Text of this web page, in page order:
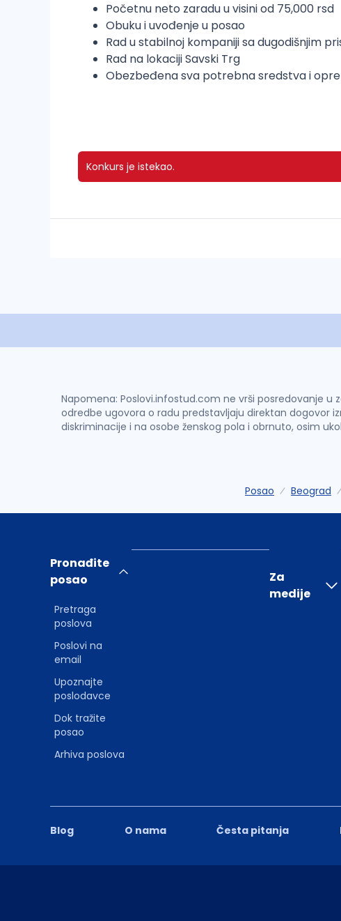
Početnu neto zaradu u visini od 75,000 rsd
Obuku i uvođenje u posao
Rad u stabilnoj kompaniji sa dugodišnjim
Rad na lokaciji Savski Trg
Obezbeđena sva potrebna sredstva i
Konkurs je istekao.
Napomena: Poslovi.infostud.com ne vrši posredovanje u
odredbe ugovora o radu predstavljaju direktan dogovor
diskriminacije i na osobe ženskog pola i obrnuto, osim
Posao Beograd
Blog O nama Česta pitanja
Pronađite
posao
Pretraga
poslova
Poslovi na
email
Upoznajte
poslodavce
Dok tražite
posao
Arhiva poslova
Za
medije